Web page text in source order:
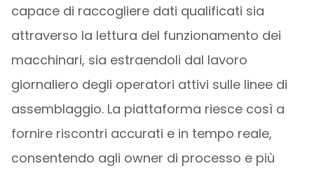
capace di raccogliere dati qualificati sia
attraverso la lettura del funzionamento dei
macchinari, sia estraendoli dal lavoro
giornaliero degli operatori attivi sulle linee di
assemblaggio. La piattaforma riesce così a
fornire riscontri accurati e in tempo reale,
consentendo agli owner di processo e più